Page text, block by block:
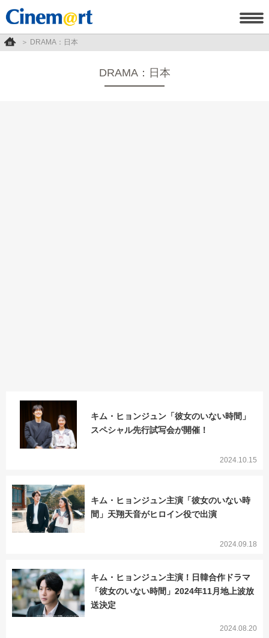
DRAMA：日本
DRAMA：日本
キム・ヒョンジュン「彼女のいない時間」
スペシャル先行試写会が開催！
2024.10.15
キム・ヒョンジュン主演「彼女のいない時
間」天翔天音がヒロイン役で出演
2024.09.18
キム・ヒョンジュン主演！日韓合作ドラマ
「彼女のいない時間」2024年11月地上波放
送決定
2024.08.20